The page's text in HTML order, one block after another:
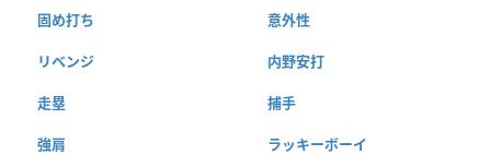
固め打ち 意外性
リベンジ 内野安打
走塁 捕手
強肩 ラッキーボーイ